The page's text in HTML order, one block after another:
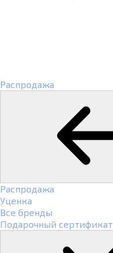
Распродажа
Распродажа
Уценка
Все бренды
Подарочный сертификат